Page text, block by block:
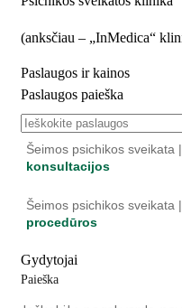
(anksčiau – „InMedica“
Paslaugos ir kainos
Paslaugos paieška
Šeimos psichikos sveikata |
konsultacijos
Šeimos psichikos sveikata |
procedūros
Gydytojai
Paieška